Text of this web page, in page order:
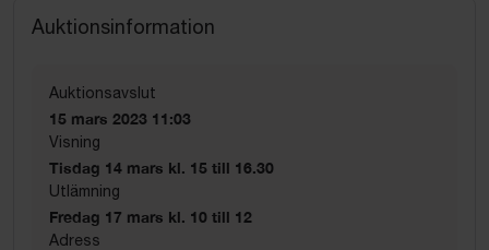
Auktionsinformation
Auktionsavslut
15 mars 2023 11:03
Visning
Tisdag 14 mars kl. 15 till 16.30
Utlämning
Fredag 17 mars kl. 10 till 12
Adress